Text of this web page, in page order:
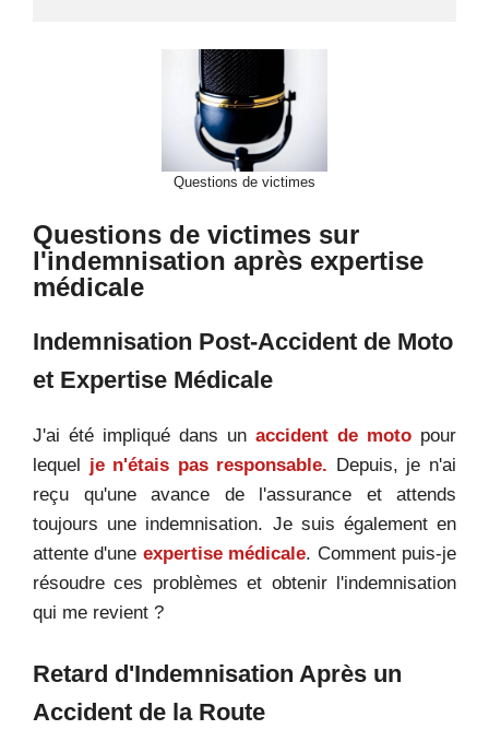
Questions de victimes
Questions de victimes sur
l'indemnisation après expertise
médicale
Indemnisation Post-Accident de Moto
et Expertise Médicale
J'ai été impliqué dans un accident de moto pour
lequel je n'étais pas responsable. Depuis, je n'ai
reçu qu'une avance de l'assurance et attends
toujours une indemnisation. Je suis également en
attente d'une expertise médicale. Comment puis-je
résoudre ces problèmes et obtenir l'indemnisation
qui me revient ?
Retard d'Indemnisation Après un
Accident de la Route